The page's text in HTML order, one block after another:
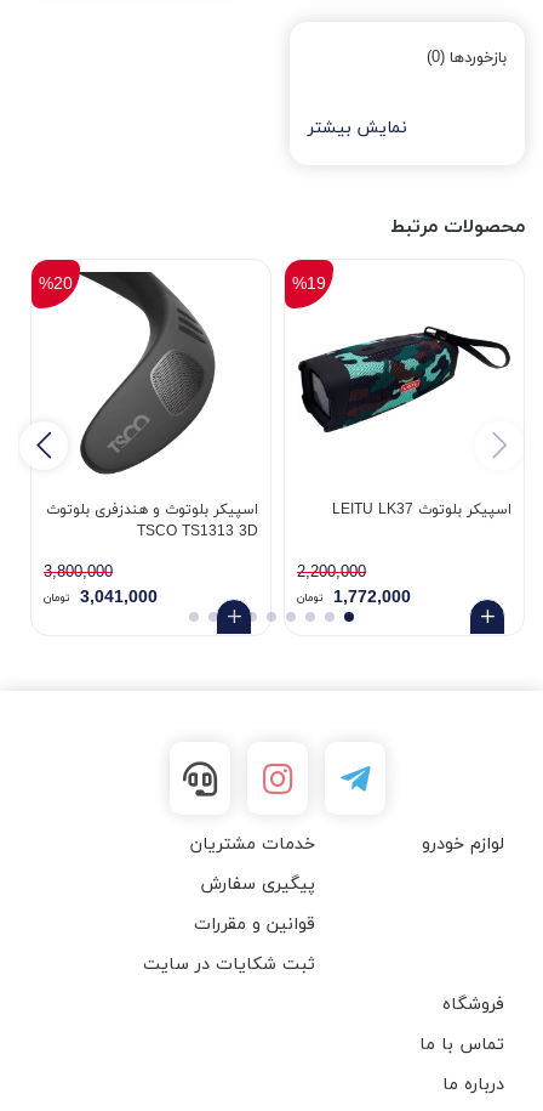
بازخوردها (0)
نمایش بیشتر
محصولات مرتبط
اسپیکر بلوتوث LEITU LK37
2,200,000
%19
1,772,000 تومان
اسپیکر بلوتوث و هندزفری بلوتوث
TSCO TS1313 3D
3,800,000
%20
3,041,000 تومان
لوازم خودرو
خدمات مشتریان
پیگیری سفارش
قوانین و مقررات
ثبت شکایات در سایت
فروشگاه
تماس با ما
درباره ما